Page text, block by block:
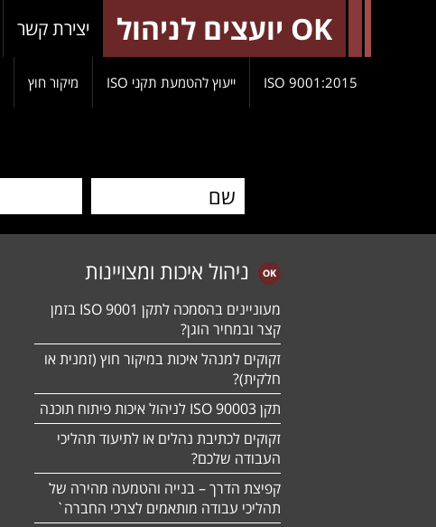
OK יועצים לניהול יצירת קשר
9001:2015 ISO ייעוץ להטמעת תקני ISO מיקור חוץ
ניהול איכות ומצויינות
מעוניינים בהסמכה לתקן ISO 9001 בזמן
קצר ובמחיר הוגן?
זקוקים למנהל איכות במיקור חוץ (זמנית או
חלקית)?
תקן ISO 90003 לניהול איכות פיתוח תוכנה
זקוקים לכתיבת נהלים או לתיעוד תהליכי
העבודה שלכם?
קפיצת הדרך – בנייה והטמעה מהירה של
תהליכי עבודה מותאמים לצרכי החברה`